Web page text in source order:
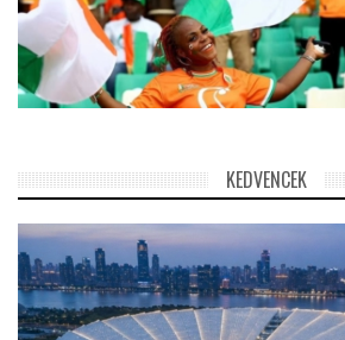
KEDVENCEK